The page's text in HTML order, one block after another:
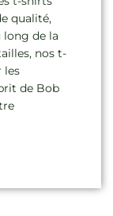
qualité,
de la
nos t-
les
de Bob